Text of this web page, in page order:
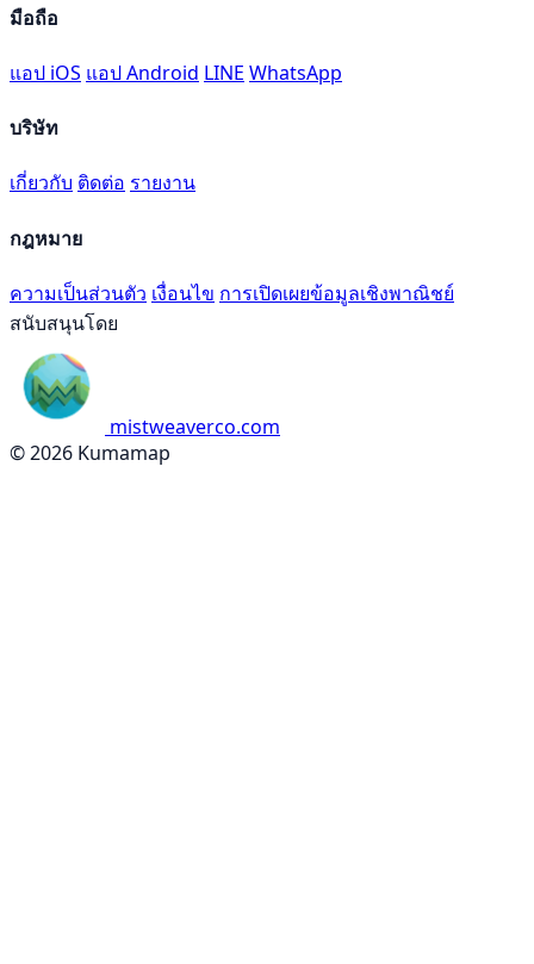
มือถือ
แอป iOS แอป Android LINE WhatsApp
บริษัท
เกี่ยวกับ ติดต่อ รายงาน
กฎหมาย
ความเป็นส่วนตัว เงื่อนไข การเปิดเผยข้อมูลเชิงพาณิชย์
สนับสนุนโดย
mistweaverco.com
© 2026 Kumamap